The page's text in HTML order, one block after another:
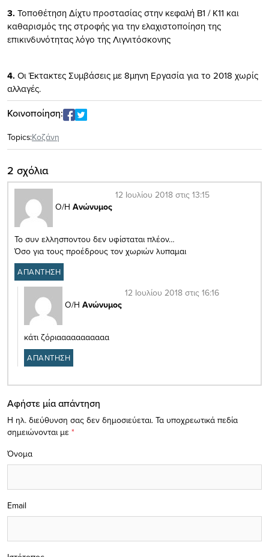
3. Τοποθέτηση Δίχτυ προστασίας στην κεφαλή Β1 / Κ11 και
καθαρισμός της στροφής για την ελαχιστοποίηση της
επικινδυνότητας λόγο της Λιγνιτόσκονης
4. Οι Έκτακτες Συμβάσεις με 8μηνη Εργασία για το 2018 χωρίς
αλλαγές.
Κοινοποίηση:
Topics:Κοζάνη
2 σχόλια
Ο/Η Ανώνυμος
12 Ιουλίου 2018 στις 13:15
Το συν ελλησποντου δεν υφίσταται πλέον…
Όσο για τους προέδρους τον χωριών λυπαμαι
ΑΠΑΝΤΗΣΗ
Ο/Η Ανώνυμος
12 Ιουλίου 2018 στις 16:16
κάτι ζόριααααααααααα
ΑΠΑΝΤΗΣΗ
Αφήστε μία απάντηση
Η ηλ. διεύθυνση σας δεν δημοσιεύεται. Τα υποχρεωτικά πεδία
σημειώνονται με *
Όνομα
Email